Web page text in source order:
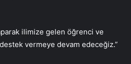
ilimize gelen öğrenci ve
vermeye devam edeceğiz.”